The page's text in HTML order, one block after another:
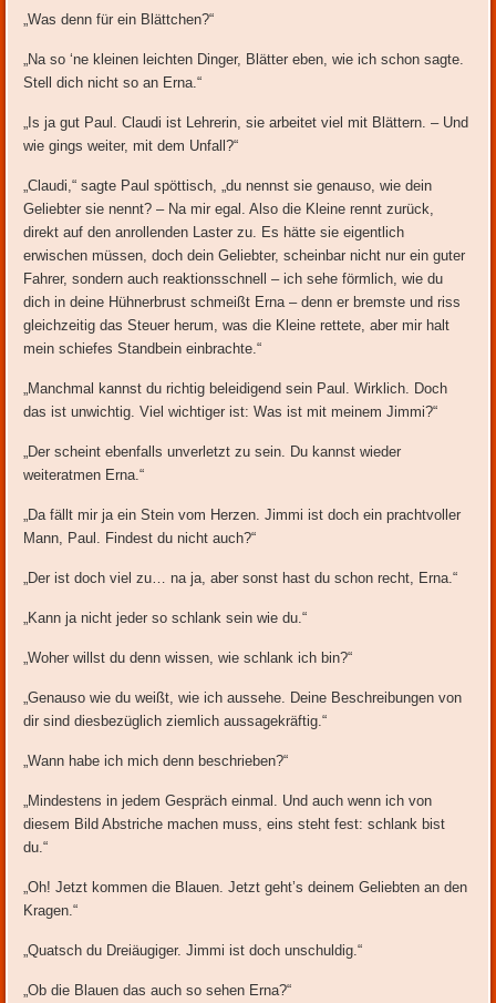
„Was denn für ein Blättchen?“
„Na so ‘ne kleinen leichten Dinger, Blätter eben, wie ich schon sagte.
Stell dich nicht so an Erna.“
„Is ja gut Paul. Claudi ist Lehrerin, sie arbeitet viel mit Blättern. – Und
wie gings weiter, mit dem Unfall?“
„Claudi,“ sagte Paul spöttisch, „du nennst sie genauso, wie dein
Geliebter sie nennt? – Na mir egal. Also die Kleine rennt zurück,
direkt auf den anrollenden Laster zu. Es hätte sie eigentlich
erwischen müssen, doch dein Geliebter, scheinbar nicht nur ein guter
Fahrer, sondern auch reaktionsschnell – ich sehe förmlich, wie du
dich in deine Hühnerbrust schmeißt Erna – denn er bremste und riss
gleichzeitig das Steuer herum, was die Kleine rettete, aber mir halt
mein schiefes Standbein einbrachte.“
„Manchmal kannst du richtig beleidigend sein Paul. Wirklich. Doch
das ist unwichtig. Viel wichtiger ist: Was ist mit meinem Jimmi?“
„Der scheint ebenfalls unverletzt zu sein. Du kannst wieder
weiteratmen Erna.“
„Da fällt mir ja ein Stein vom Herzen. Jimmi ist doch ein prachtvoller
Mann, Paul. Findest du nicht auch?“
„Der ist doch viel zu… na ja, aber sonst hast du schon recht, Erna.“
„Kann ja nicht jeder so schlank sein wie du.“
„Woher willst du denn wissen, wie schlank ich bin?“
„Genauso wie du weißt, wie ich aussehe. Deine Beschreibungen von
dir sind diesbezüglich ziemlich aussagekräftig.“
„Wann habe ich mich denn beschrieben?“
„Mindestens in jedem Gespräch einmal. Und auch wenn ich von
diesem Bild Abstriche machen muss, eins steht fest: schlank bist
du.“
„Oh! Jetzt kommen die Blauen. Jetzt geht’s deinem Geliebten an den
Kragen.“
„Quatsch du Dreiäugiger. Jimmi ist doch unschuldig.“
„Ob die Blauen das auch so sehen Erna?“